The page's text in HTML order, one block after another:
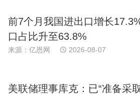
前7个月我国进出口增长
口占比升至63.8%
来源：亿恩网 2026-08-07
美联储理事库克：已“准备采